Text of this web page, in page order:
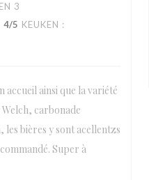
3
4/5 KEUKEN :
accueil ainsi que la variété
carbonade
les bières y sont acellentzs
Super à